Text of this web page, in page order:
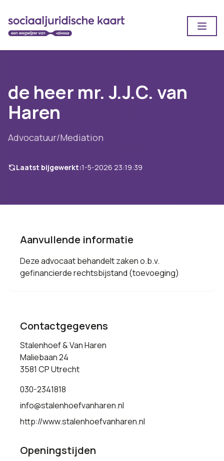
de heer mr. J.J.C. van
Haren
Advocatuur/Mediation
Laatst bijgewerkt:1-5-2026 23:19:39
Aanvullende informatie
Deze advocaat behandelt zaken o.b.v.
gefinancierde rechtsbijstand (toevoeging)
Contactgegevens
Stalenhoef & Van Haren
Maliebaan 24
3581 CP Utrecht
030-2341818
info@stalenhoefvanharen.nl
http://www.stalenhoefvanharen.nl
Openingstijden